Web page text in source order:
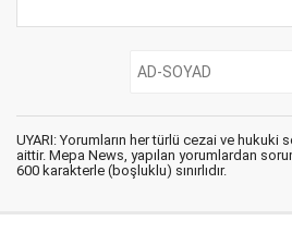
UYARI: Yorumların her türlü cezai ve hukuki
aittir. Mepa News, yapılan yorumlardan
600 karakterle (boşluklu) sınırlıdır.